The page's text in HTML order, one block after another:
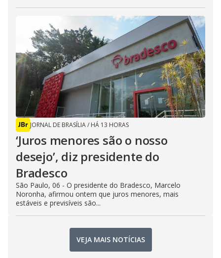
JORNAL DE BRASÍLIA/ HÁ 13 HORAS
‘Juros menores são o nosso
desejo’, diz presidente do
Bradesco
São Paulo, 06 - O presidente do Bradesco, Marcelo
Noronha, afirmou ontem que juros menores, mais
estáveis e previsíveis são...
VEJA MAIS NOTÍCIAS